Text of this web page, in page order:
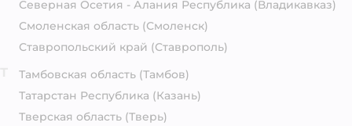
Северная Осетия - Алания Республика (Владикавказ)
Смоленская область (Смоленск)
Ставропольский край (Ставрополь)
Тамбовская область (Тамбов)
Татарстан Республика (Казань)
Тверская область (Тверь)